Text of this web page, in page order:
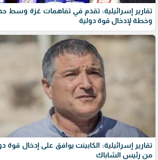
تقارير إسرائيلية: تقدم في تفاهمات غزة وسط
وخطة لإدخال قوة دولية
تقارير إسرائيلية: الكابينت يوافق على إدخال قوة
من رئيس الشاباك